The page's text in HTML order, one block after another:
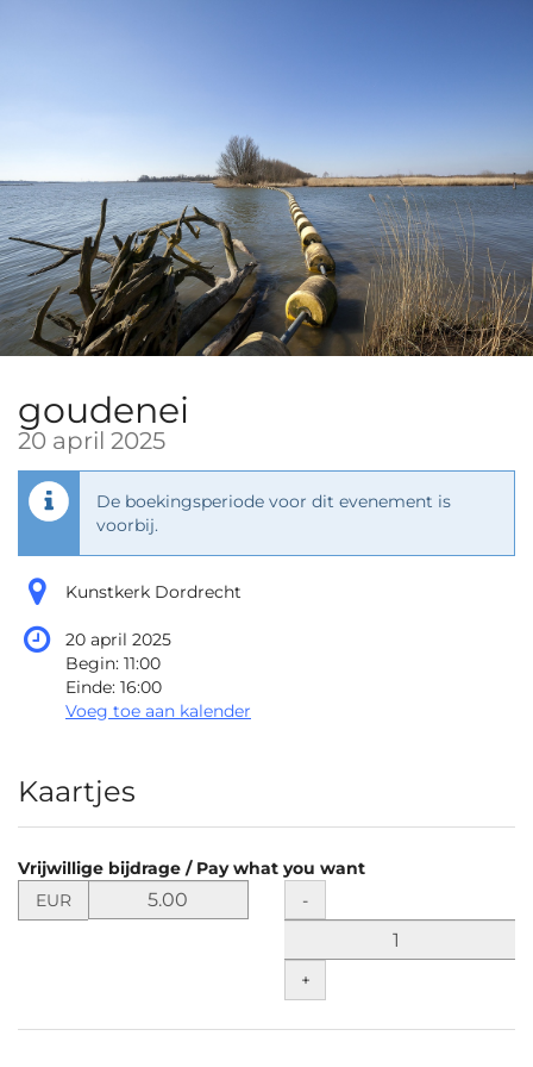
goudenei
20 april 2025
De boekingsperiode voor dit evenement is
voorbij.
Kunstkerk Dordrecht
20 april 2025
Begin: 11:00
Einde: 16:00
Voeg toe aan kalender
Producten
Kaartjes
Vrijwillige bijdrage / Pay what you want
Stel
de
voor
EUR Hoeveelheid
-
+